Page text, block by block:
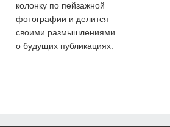
колонку по пейзажной
фотографии и делится
своими размышлениями
о будущих публикациях.